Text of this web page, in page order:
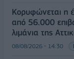
Κορυφώνεται η
από 56.000
λιμάνια της
08/08/2026 - 14:30